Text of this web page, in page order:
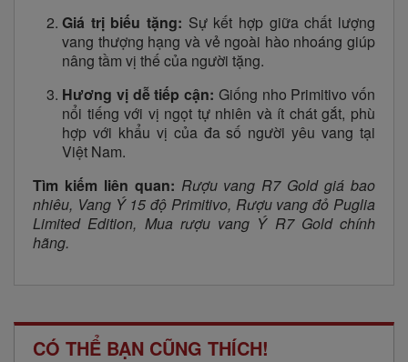
Giá trị biếu tặng: Sự kết hợp giữa chất lượng
vang thượng hạng và vẻ ngoài hào nhoáng giúp
nâng tầm vị thế của người tặng.
Hương vị dễ tiếp cận: Giống nho Primitivo vốn
nổi tiếng với vị ngọt tự nhiên và ít chát gắt, phù
hợp với khẩu vị của đa số người yêu vang tại
Việt Nam.
Tìm kiếm liên quan: Rượu vang R7 Gold giá bao
nhiêu, Vang Ý 15 độ Primitivo, Rượu vang đỏ Puglia
Limited Edition, Mua rượu vang Ý R7 Gold chính
hãng.
CÓ THỂ BẠN CŨNG THÍCH!